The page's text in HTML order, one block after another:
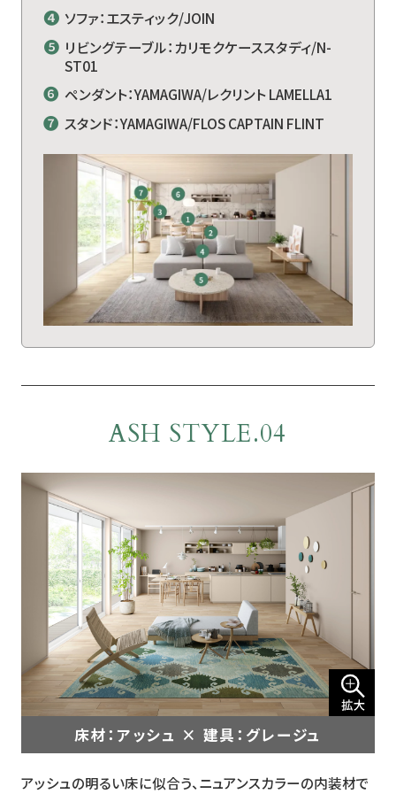
❹ ソファ：エスティック/JOIN
❺ リビングテーブル：カリモクケーススタディ/N-
ST01
❻ ペンダント：YAMAGIWA/レクリント LAMELLA1
❼ スタンド：YAMAGIWA/FLOS CAPTAIN FLINT
ASH STYLE.04
床材：アッシュ × 建具：グレージュ
アッシュの明るい床に似合う、ニュアンスカラーの内装材で